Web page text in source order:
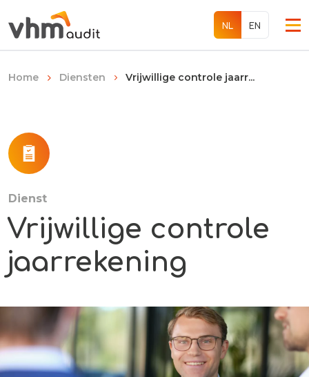
NL EN
Internationaal
Contact
Home Diensten Vrijwillige controle jaarr...
Dienst
Vrijwillige controle
jaarrekening